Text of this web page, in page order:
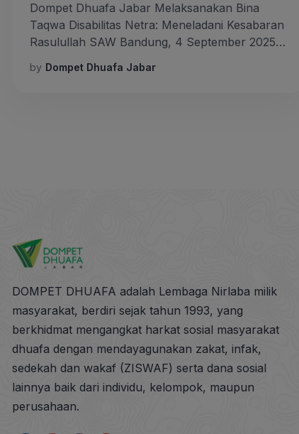
Dompet Dhuafa Jabar Melaksanakan Bina
Taqwa Disabilitas Netra: Meneladani Kesabaran
Rasulullah SAW Bandung, 4 September 2025
— Dakwah inklusif kembali diwujudkan Dompet
Dhuafa Jawa Barat melalui program Bina
by Dompet Dhuafa Jabar
DOMPET DHUAFA adalah Lembaga Nirlaba milik
masyarakat, berdiri sejak tahun 1993, yang
berkhidmat mengangkat harkat sosial masyarakat
dhuafa dengan mendayagunakan zakat, infak,
sedekah dan wakaf (ZISWAF) serta dana sosial
lainnya baik dari individu, kelompok, maupun
perusahaan.